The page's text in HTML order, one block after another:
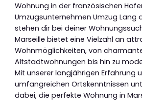
Wohnung in der französischen
Umzugsunternehmen Umzug Lang
stehen dir bei deiner
Marseille bietet eine Vielzahl an
Wohnmöglichkeiten, von
Altstadtwohnungen bis hin zu
Mit unserer langjährigen Erfahrung
umfangreichen Ortskenntnissen
dabei, die perfekte Wohnung in